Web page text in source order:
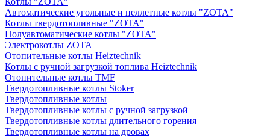
Автоматические угольные и пеллетные котлы "ZOTA"
Котлы твердотопливные "ZOTA"
Полуавтоматические котлы "ZOTA"
Электрокотлы ZOTA
Отопительные котлы Heiztechnik
Котлы с ручной загрузкой топлива Heiztechnik
Отопительные котлы TMF
Твердотопливные котлы Stoker
Твердотопливные котлы
Твердотопливные котлы с ручной загрузкой
Твердотопливные котлы длительного горения
Твердотопливные котлы на дровах